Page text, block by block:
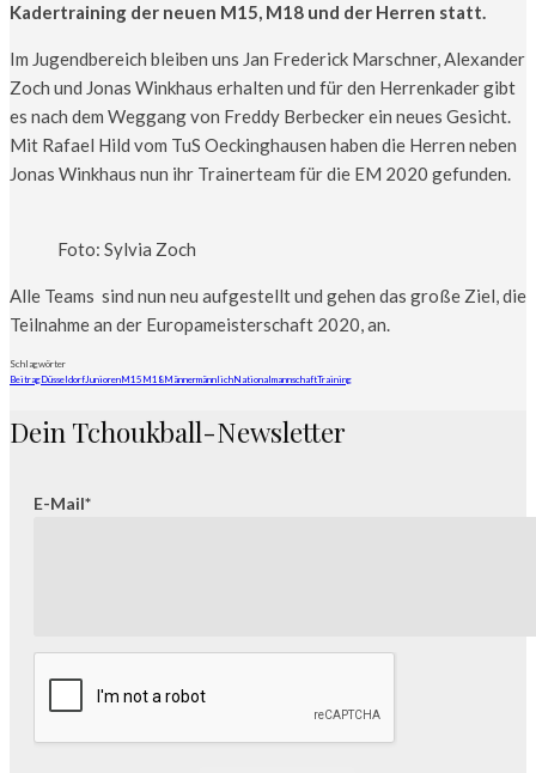
Kadertraining der neuen M15, M18 und der Herren statt.
Im Jugendbereich bleiben uns Jan Frederick Marschner, Alexander
Zoch und Jonas Winkhaus erhalten und für den Herrenkader gibt
es nach dem Weggang von Freddy Berbecker ein neues Gesicht.
Mit Rafael Hild vom TuS Oeckinghausen haben die Herren neben
Jonas Winkhaus nun ihr Trainerteam für die EM 2020 gefunden.
Foto: Sylvia Zoch
Alle Teams sind nun neu aufgestellt und gehen das große Ziel, die
Teilnahme an der Europameisterschaft 2020, an.
Schlagwörter
BeitragDüsseldorfJuniorenM15 M18MännermännlichNationalmannschaftTraining
Dein Tchoukball-Newsletter
E-Mail*